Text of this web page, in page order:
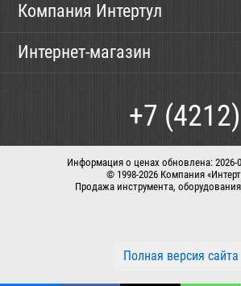
Компания Интертул
Новости
Интернет-магазин
Доставка
+7
Информация о ценах обновлена: 2026-
© 1998-2026 Компания
Продажа инструмента,
Полная версия сайта